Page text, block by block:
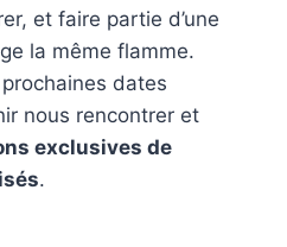
et faire partie d’une
la même flamme.
dates
nous rencontrer et
exclusives de
.